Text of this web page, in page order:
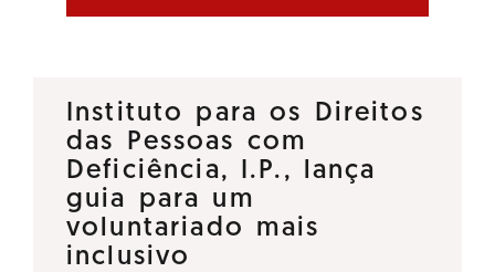
Instituto para os Direitos
das Pessoas com
Deficiência, I.P., lança
guia para um
voluntariado mais
inclusivo